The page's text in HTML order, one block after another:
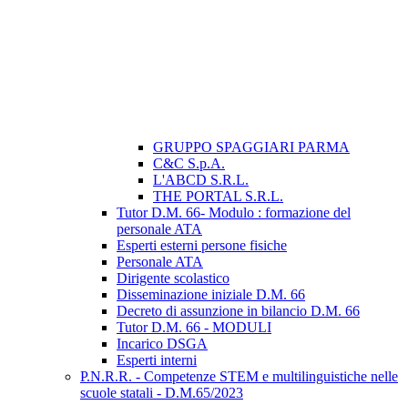
GRUPPO SPAGGIARI PARMA
C&C S.p.A.
L'ABCD S.R.L.
THE PORTAL S.R.L.
Tutor D.M. 66- Modulo : formazione del
personale ATA
Esperti esterni persone fisiche
Personale ATA
Dirigente scolastico
Disseminazione iniziale D.M. 66
Decreto di assunzione in bilancio D.M. 66
Tutor D.M. 66 - MODULI
Incarico DSGA
Esperti interni
P.N.R.R. - Competenze STEM e multilinguistiche nelle
scuole statali - D.M.65/2023